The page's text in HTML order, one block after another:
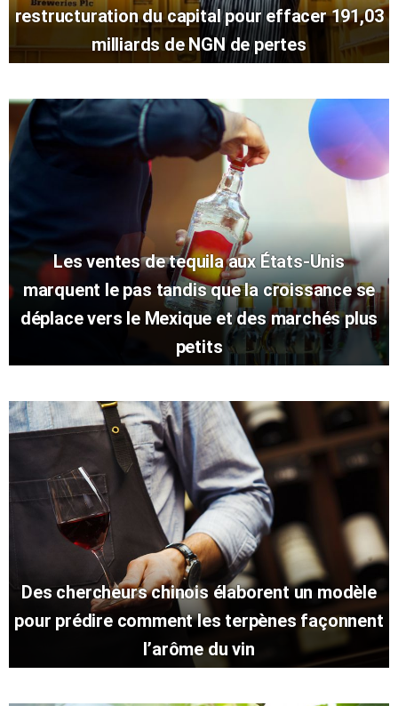
restructuration du capital pour effacer 191,03
milliards de NGN de pertes
Les ventes de tequila aux États-Unis
marquent le pas tandis que la croissance se
déplace vers le Mexique et des marchés plus
petits
Des chercheurs chinois élaborent un modèle
pour prédire comment les terpènes façonnent
l’arôme du vin